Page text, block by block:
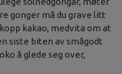
gonger må du grave litt
kakao, medvita om at
siste biten av smågodt
å glede seg over,